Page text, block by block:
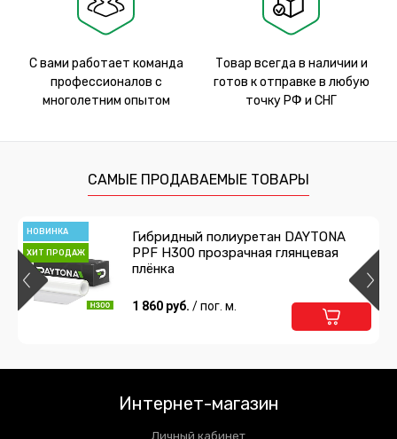
С вами работает команда
профессионалов с
многолетним опытом
Товар всегда в наличии и
готов к отправке в любую
точку РФ и СНГ
САМЫЕ ПРОДАВАЕМЫЕ ТОВАРЫ
НОВИНКА
ХИТ ПРОДАЖ
Гибридный полиуретан DAYTONA
PPF H300 прозрачная глянцевая
плёнка
1 860 руб. / пог. м.
Интернет-магазин
Личный кабинет